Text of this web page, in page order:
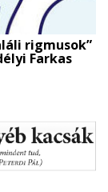
rigmusok”
Farkas